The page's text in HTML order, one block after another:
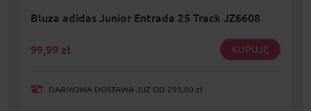
Bluza adidas Junior Entrada 25 Track JZ6608
99,99 zł KUPUJĘ
DARMOWA DOSTAWA JUŻ OD 299,00 zł